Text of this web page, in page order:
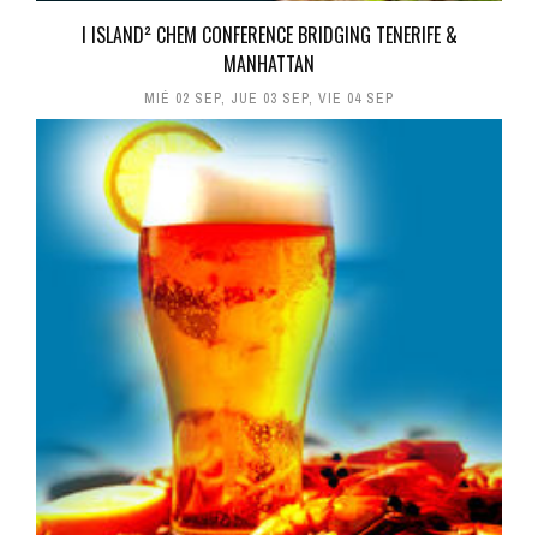
I ISLAND² CHEM CONFERENCE BRIDGING TENERIFE &
MANHATTAN
MIÉ 02 SEP, JUE 03 SEP, VIE 04 SEP